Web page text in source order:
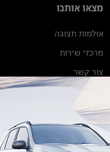
מצאו אותנו
אולמות תצוגה
מרכזי שירות
צור קשר